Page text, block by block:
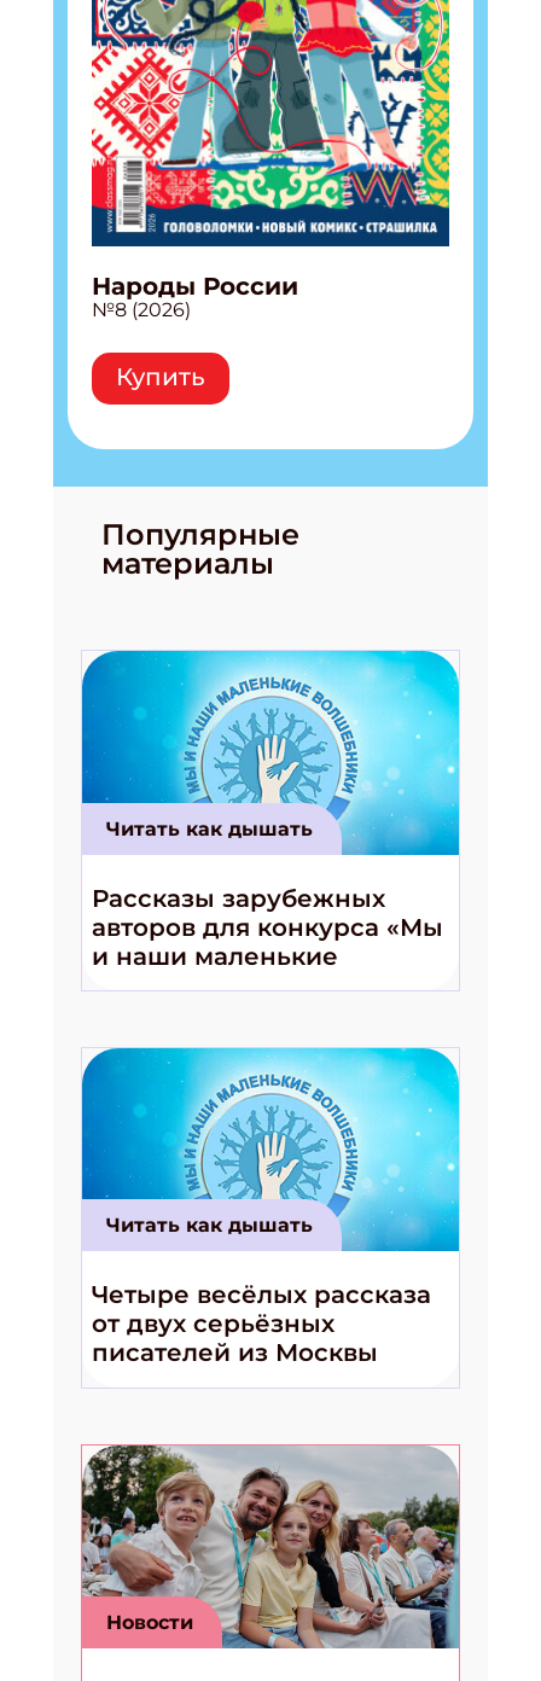
Народы России
№8 (2026)
Купить
Популярные
материалы
Читать как дышать
Рассказы зарубежных
авторов для конкурса «Мы
и наши маленькие
волшебники!»
Читать как дышать
Четыре весёлых рассказа
от двух серьёзных
писателей из Москвы
Новости
Получи электронный "Классный журнал" в
подарок!
Укажите Ваш Email
ПОДПИСАТЬСЯ